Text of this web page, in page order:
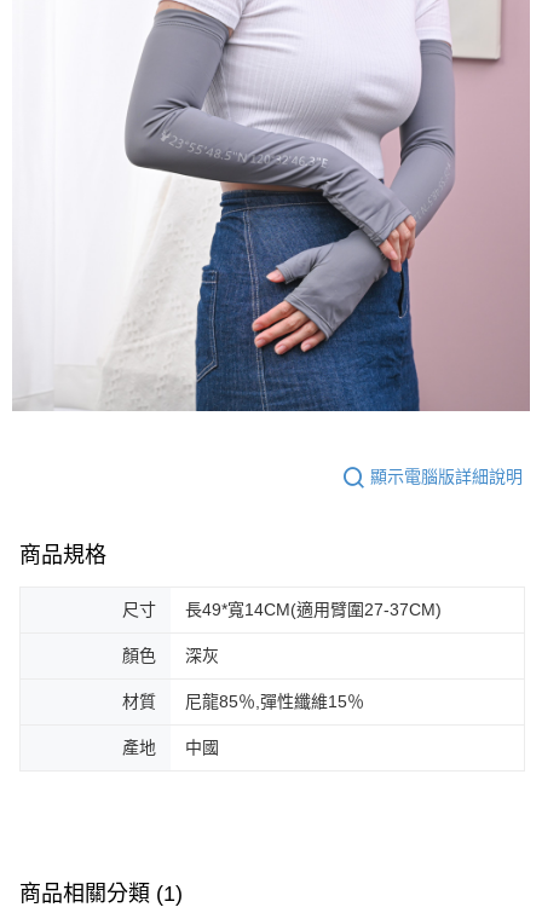
顯示電腦版詳細說明
商品規格
尺寸 長49*寬14CM(適用臂圍27-37CM)
顏色 深灰
材質 尼龍85％,彈性纖維15％
產地 中國
商品相關分類 (1)